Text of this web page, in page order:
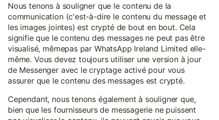
Nous tenons à souligner que le contenu de la
communication (c'est-à-dire le contenu du message et
les images jointes) est crypté de bout en bout. Cela
signifie que le contenu des messages ne peut pas être
visualisé, mêmepas par WhatsApp Ireland Limited elle-
même. Vous devez toujours utiliser une version à jour
de Messenger avec le cryptage activé pour vous
assurer que le contenu des messages est crypté.
Cependant, nous tenons également à souligner que,
bien que les fournisseurs de messagerie ne puissent